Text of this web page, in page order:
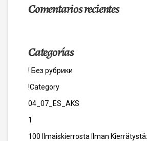
Comentarios recientes
Categorías
! Без рубрики
!Category
04_07_ES_AKS
1
100 Ilmaiskierrosta Ilman